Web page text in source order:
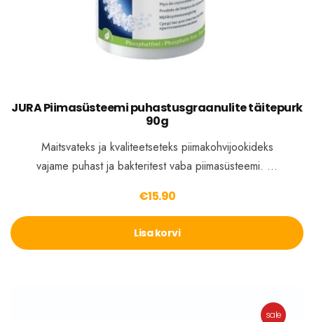
JURA Piimasüsteemi puhastusgraanulite täitepurk
90g
Maitsvateks ja kvaliteetseteks piimakohvijookideks
vajame puhast ja bakteritest vaba piimasüsteemi. …
€15.90
Lisa korvi
sale